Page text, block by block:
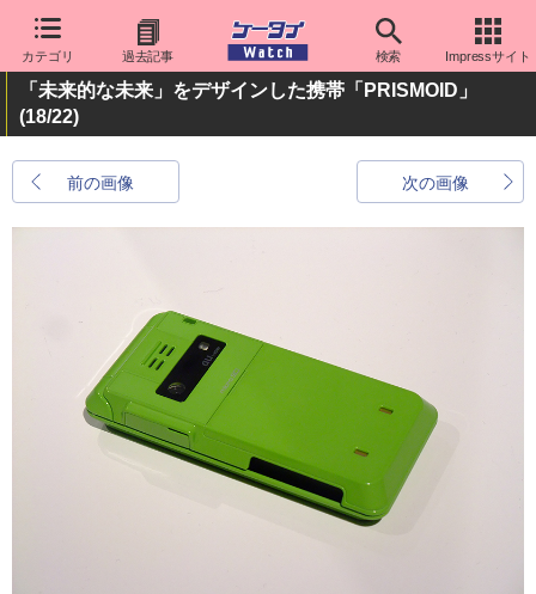
カテゴリ 過去記事 検索 Impressサイト
「未来的な未来」をデザインした携帯「PRISMOID」
(18/22)
前の画像 次の画像